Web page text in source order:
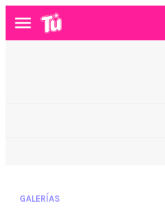
Menú
GALERÍAS